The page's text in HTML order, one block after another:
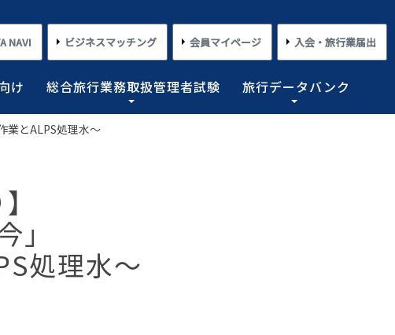
NAVI ビジネスマッチング 会員マイページ 入会・旅行業届出
者に対する旅行業務の改善並びに旅行サービスの向上等を図
ることを目的としており、旅行業法に基づく法定業務の他、
るための業務を行なっています。
情報公開・規約・広報
コンプライアンス情報等の登録関連情報。国内・海外旅行情
掲載しています。
旅行業界のコンプライアンス推進
け
避するための「安心・快適な旅の情報」、旅行時のトラブル
を掲載しております。
る基本
海外教育旅行
総合旅行業務取扱管理者試験
行業務取扱管理者試験に合格した者を一人(従業員が概ね十名
る業務を行わせることが義務付けられています。
よくあるご質問
旅行データバンク
めた旅行のトレンド。会員限定公開として海外渡航関連情報
数字が語る旅行業2026 PDF版
業とALPS処理水～
処理水～